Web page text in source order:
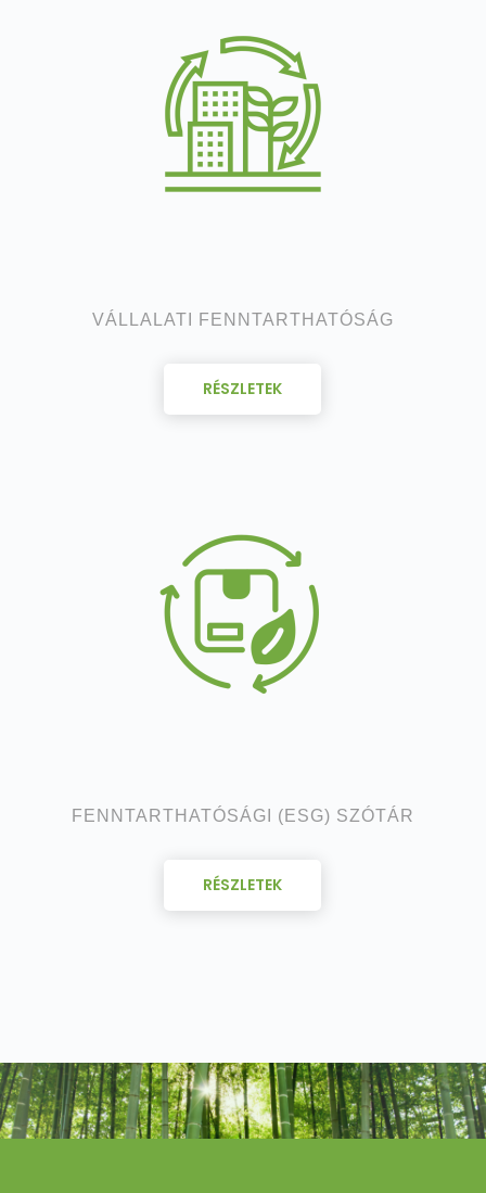
VÁLLALATI FENNTARTHATÓSÁG
RÉSZLETEK
FENNTARTHATÓSÁGI (ESG) SZÓTÁR
RÉSZLETEK